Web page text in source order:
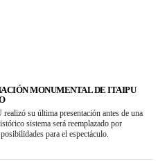
MONUMENTAL DE ITAIPU
su última presentación antes de una
sistema será reemplazado por
para el espectáculo.